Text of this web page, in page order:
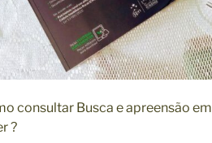
consultar Busca e apreensão
?